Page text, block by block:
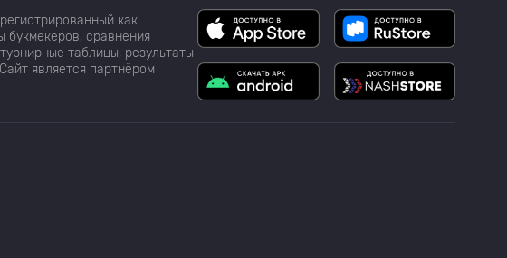
как
сравнения
таблицы, результаты
является партнёром